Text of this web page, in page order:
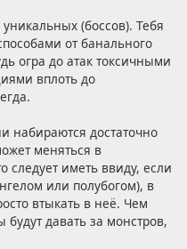
(боссов). Тебя
от банального
огра до атак токсичными
вплоть до
набираются достаточно
меняться в
следует иметь ввиду, если
или полубогом), в
втыкать в неё. Чем
давать за монстров,